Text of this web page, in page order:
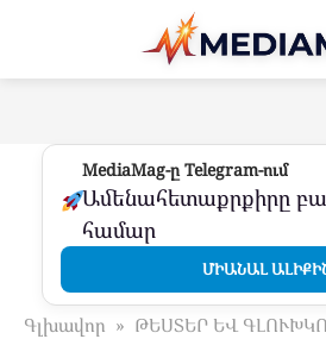
Перейти
контенту
MediaMag-ը Telegram-ում
Ամենահետաքրքիրը
համար
ՄԻԱՆԱԼ
Գլխավոր » ԹԵՍՏԵՐ ԵՎ